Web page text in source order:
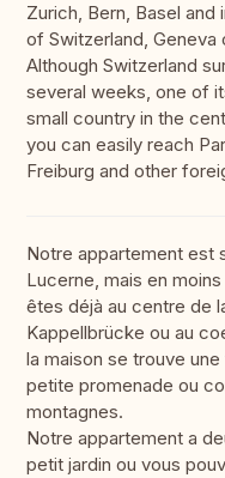
Zurich, Bern, Basel
of Switzerland, Geneva
Although Switzerland
several weeks, one of
small country in the
you can easily reach
Freiburg and other
Notre appartement est
Lucerne, mais en
êtes déjà au centre de
Kappellbrücke ou au
la maison se trouve
petite promenade ou
montagnes.
Notre appartement a
petit jardin ou vous